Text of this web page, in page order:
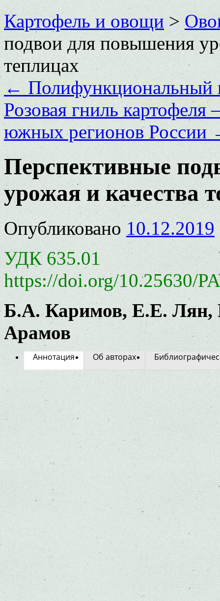
Картофель и овощи>
подвои для повышения
теплицах
←Полифункциональный
Розовая гниль картофеля
южных регионов России
Перспективные
урожая и качества
Опубликовано 10.12.2019
УДК 635.01
https://doi.org/10.25630/
Б.А. Каримов, Е.Е.
Арамов
Аннотация Об авторах